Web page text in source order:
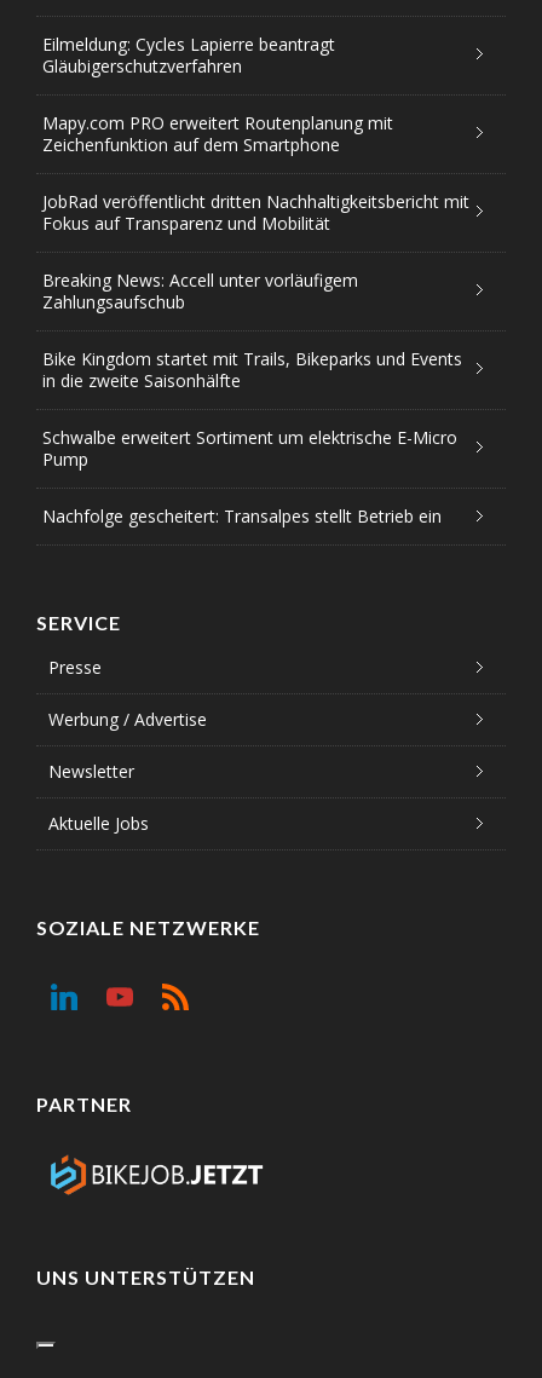
Eilmeldung: Cycles Lapierre beantragt
Gläubigerschutzverfahren
Mapy.com PRO erweitert Routenplanung mit
Zeichenfunktion auf dem Smartphone
JobRad veröffentlicht dritten Nachhaltigkeitsbericht mit
Fokus auf Transparenz und Mobilität
Breaking News: Accell unter vorläufigem
Zahlungsaufschub
Bike Kingdom startet mit Trails, Bikeparks und Events
in die zweite Saisonhälfte
Schwalbe erweitert Sortiment um elektrische E-Micro
Pump
Nachfolge gescheitert: Transalpes stellt Betrieb ein
SERVICE
Presse
Werbung / Advertise
Newsletter
Aktuelle Jobs
SOZIALE NETZWERKE
PARTNER
UNS UNTERSTÜTZEN